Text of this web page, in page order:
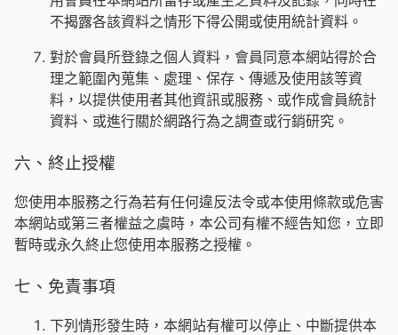
不揭露各該資料之情形下得公開或使用統計資料。
對於會員所登錄之個人資料，會員同意本網站得於合
理之範圍內蒐集、處理、保存、傳遞及使用該等資
料，以提供使用者其他資訊或服務、或作成會員統計
資料、或進行關於網路行為之調查或行銷研究。
六、終止授權
您使用本服務之行為若有任何違反法令或本使用條款或危害
本網站或第三者權益之虞時，本公司有權不經告知您，立即
暫時或永久終止您使用本服務之授權。
七、免責事項
下列情形發生時，本網站有權可以停止、中斷提供本